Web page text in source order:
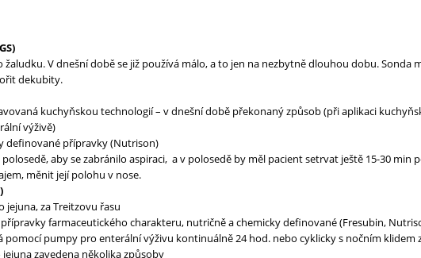
žaludku. V dnešní době se již používá málo, a to jen na nezbytně dlouhou dobu. Sonda
dekubity.
kuchyňskou technologií – v dnešní době překonaný způsob (při aplikaci
výživě)
definované přípravky (Nutrison)
aby se zabránilo aspiraci, a v polosedě by měl pacient setrvat ještě 15-30 min
měnit její polohu v nose.
jejuna, za Treitzovu řasu
farmaceutického charakteru, nutričně a chemicky definované (Fresubin,
pomocí pumpy pro enterální výživu kontinuálně 24 hod. nebo cyklicky s nočním klidem
zavedena několika způsoby